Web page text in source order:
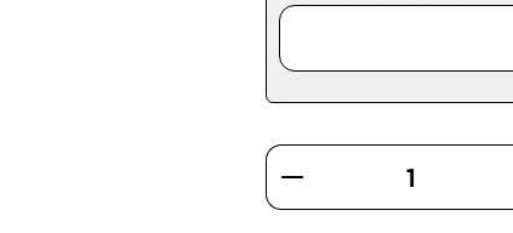
Produkt Anzahl: